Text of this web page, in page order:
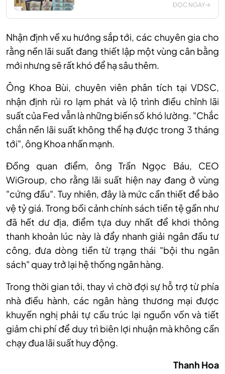
ĐỌC NGAY
Nhận định về xu hướng sắp tới, các chuyên gia cho
rằng nền lãi suất đang thiết lập một vùng cân bằng
mới nhưng sẽ rất khó để hạ sâu thêm.
Ông Khoa Bùi, chuyên viên phân tích tại VDSC,
nhận định rủi ro lạm phát và lộ trình điều chỉnh lãi
suất của Fed vẫn là những biến số khó lường. "Chắc
chắn nền lãi suất không thể hạ được trong 3 tháng
tới", ông Khoa nhấn mạnh.
Đồng quan điểm, ông Trần Ngọc Báu, CEO
WiGroup, cho rằng lãi suất hiện nay đang ở vùng
"cứng đầu". Tuy nhiên, đây là mức cần thiết để bảo
vệ tỷ giá. Trong bối cảnh chính sách tiền tệ gần như
đã hết dư địa, điểm tựa duy nhất để khơi thông
thanh khoản lúc này là đẩy nhanh giải ngân đầu tư
công, đưa dòng tiền từ trạng thái "bội thu ngân
sách" quay trở lại hệ thống ngân hàng.
Trong thời gian tới, thay vì chờ đợi sự hỗ trợ từ phía
nhà điều hành, các ngân hàng thương mại được
khuyến nghị phải tự cấu trúc lại nguồn vốn và tiết
giảm chi phí để duy trì biên lợi nhuận mà không cần
chạy đua lãi suất huy động.
Thanh Hoa